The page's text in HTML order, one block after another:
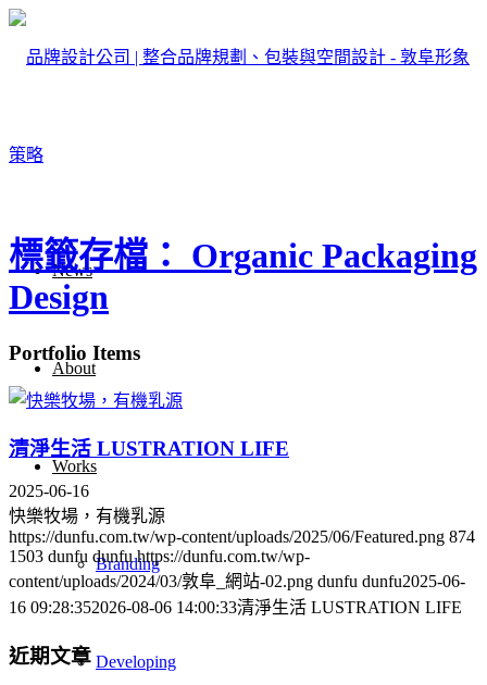
News
About
Works
Branding
Developing
標籤存檔： Organic Packaging
Design
Portfolio Items
清淨生活 LUSTRATION LIFE
2025-06-16
快樂牧場，有機乳源
https://dunfu.com.tw/wp-content/uploads/2025/06/Featured.png 874
1503 dunfu dunfu https://dunfu.com.tw/wp-
content/uploads/2024/03/敦阜_網站-02.png dunfu dunfu2025-06-
16 09:28:352026-08-06 14:00:33清淨生活 LUSTRATION LIFE
近期文章